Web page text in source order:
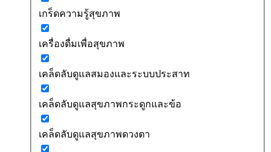
เกร็ดความรู้สุขภาพ
เครื่องดื่มเพื่อสุขภาพ
เคล็ดลับดูแลสมองและระบบประสาท
เคล็ดลับดูแลสุขภาพกระดูกและข้อ
เคล็ดลับดูแลสุขภาพดวงตา